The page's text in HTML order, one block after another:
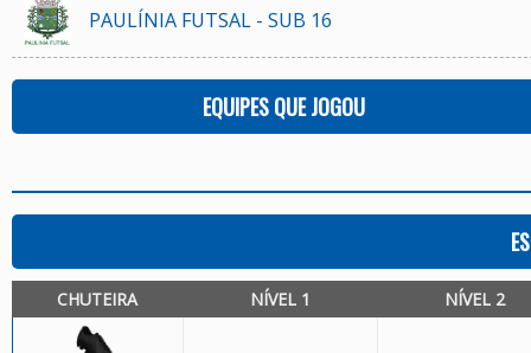
PAULÍNIA FUTSAL - SUB 16
EQUIPES QUE JOGOU
CHUTEIRA NÍVEL 1 NÍVEL 2